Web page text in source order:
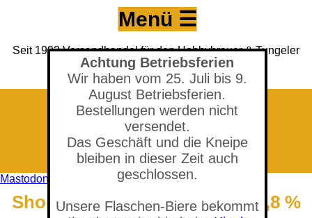
Achtung Betriebsferien
Wir haben vom 25. Juli bis 9.
August Betriebsferien.
Bestellungen werden nicht
versendet.
Das Geschäft und die Kneipe
bleiben in dieser Zeit auch
geschlossen.
Unsere Flaschen-Biere bekommt
Seit 1993 Versandhandel für den Hobbybrauer & Tungeler
Brauerei seit 2017
(Neuer) Tungeler Krug seit 1903
Menü ☰
Mastodon
Shop - Bramling Cross (UK) 5,8 %